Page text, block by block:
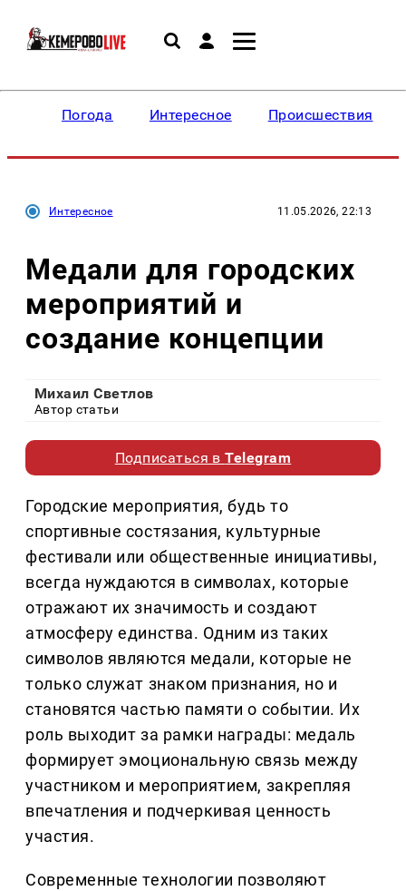
Погода Интересное Происшествия
Интересное 11.05.2026, 22:13
Медали для городских
мероприятий и
создание концепции
Михаил Светлов
Автор статьи
Подписаться вTelegram
Городские мероприятия, будь то
спортивные состязания, культурные
фестивали или общественные инициативы,
всегда нуждаются в символах, которые
отражают их значимость и создают
атмосферу единства. Одним из таких
символов являются медали, которые не
только служат знаком признания, но и
становятся частью памяти о событии. Их
роль выходит за рамки награды: медаль
формирует эмоциональную связь между
участником и мероприятием, закрепляя
впечатления и подчеркивая ценность
участия.
Современные технологии позволяют